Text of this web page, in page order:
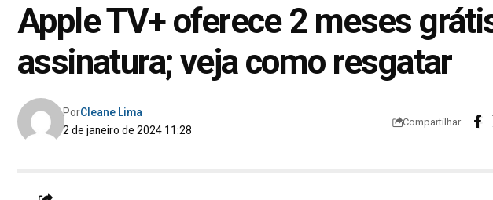
Apple TV+ oferece 2 meses
assinatura; veja como resgatar
2 de janeiro de 2024 11:28
PorCleane Lima
Compartilhar